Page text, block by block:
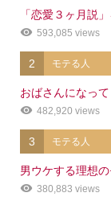
「恋愛３ヶ月説
593,085 views
2 モテる人
おばさんになっ
482,920 views
3 モテる人
男ウケする理想
380,883 views